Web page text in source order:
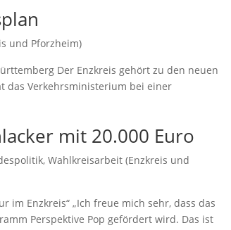
und Pforzheim)
Der Enzkreis gehört zu den neuen
das Verkehrsministerium bei einer
mit 20.000 Euro
,Wahlkreisarbeit (Enzkreis und
im Enzkreis“ „Ich freue mich sehr, dass das
Perspektive Pop gefördert wird. Das ist